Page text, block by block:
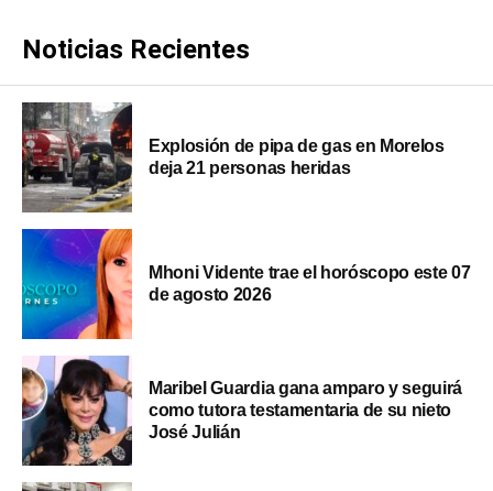
Noticias Recientes
Explosión de pipa de gas en Morelos
deja 21 personas heridas
Mhoni Vidente trae el horóscopo este 07
de agosto 2026
Maribel Guardia gana amparo y seguirá
como tutora testamentaria de su nieto
José Julián